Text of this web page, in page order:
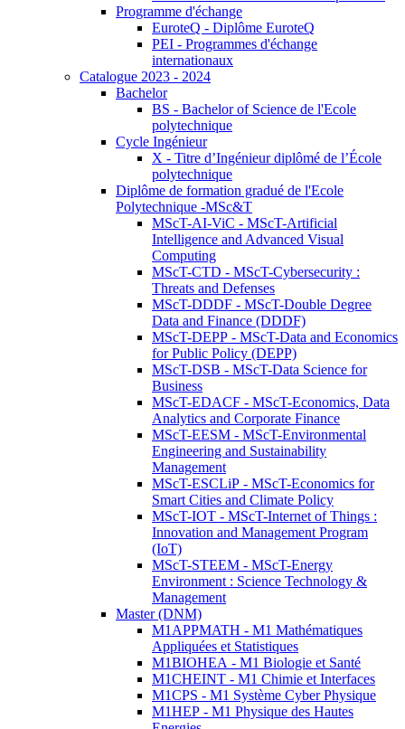
Programme d'échange
EuroteQ - Diplôme EuroteQ
PEI - Programmes d'échange
internationaux
Catalogue 2023 - 2024
Bachelor
BS - Bachelor of Science de l'Ecole
polytechnique
Cycle Ingénieur
X - Titre d’Ingénieur diplômé de l’École
polytechnique
Diplôme de formation gradué de l'Ecole
Polytechnique -MSc&T
MScT-AI-ViC - MScT-Artificial
Intelligence and Advanced Visual
Computing
MScT-CTD - MScT-Cybersecurity :
Threats and Defenses
MScT-DDDF - MScT-Double Degree
Data and Finance (DDDF)
MScT-DEPP - MScT-Data and Economics
for Public Policy (DEPP)
MScT-DSB - MScT-Data Science for
Business
MScT-EDACF - MScT-Economics, Data
Analytics and Corporate Finance
MScT-EESM - MScT-Environmental
Engineering and Sustainability
Management
MScT-ESCLiP - MScT-Economics for
Smart Cities and Climate Policy
MScT-IOT - MScT-Internet of Things :
Innovation and Management Program
(IoT)
MScT-STEEM - MScT-Energy
Environment : Science Technology &
Management
Master (DNM)
M1APPMATH - M1 Mathématiques
Appliquées et Statistiques
M1BIOHEA - M1 Biologie et Santé
M1CHEINT - M1 Chimie et Interfaces
M1CPS - M1 Système Cyber Physique
M1HEP - M1 Physique des Hautes